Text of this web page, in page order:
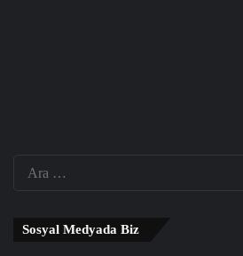
Sosyal Medyada Biz